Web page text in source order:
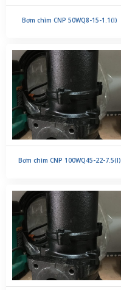
Bơm chìm CNP 50WQ8-15-1.1(I)
Bơm chìm CNP 100WQ45-22-7.5(I)